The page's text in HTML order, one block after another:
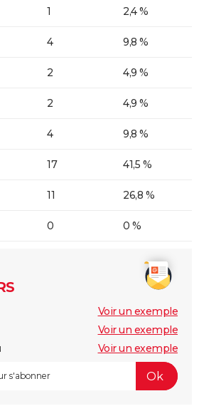
1 2,4 %
4 9,8 %
2 4,9 %
2 4,9 %
4 9,8 %
17 41,5 %
11 26,8 %
0 0 %
Voir un exemple
Voir un exemple
Voir un exemple